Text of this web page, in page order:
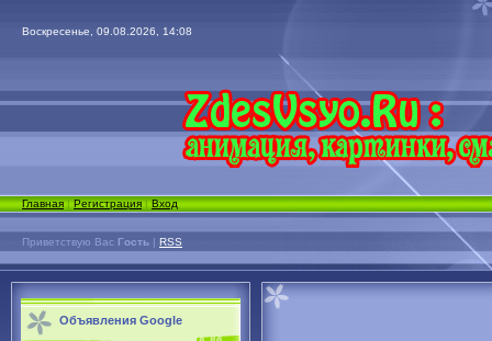
Воскресенье, 09.08.2026, 14:08
Главная|Регистрация|Вход
Приветствую Вас Гость | RSS
Объявления Google